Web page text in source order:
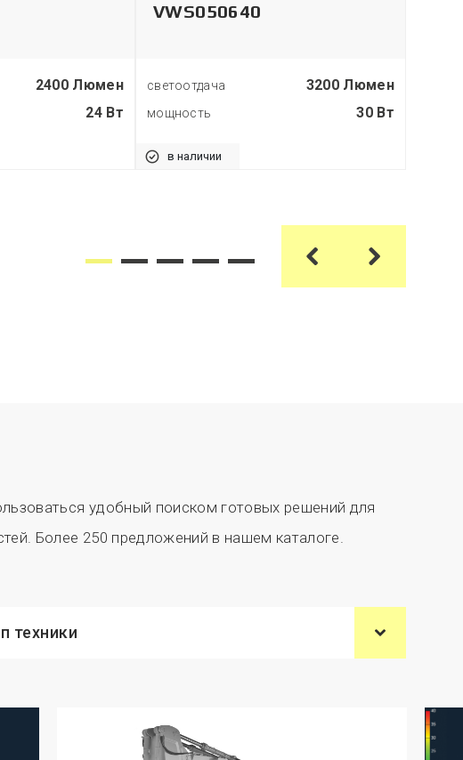
2400 Люмен
24 Вт
VWS050640
светоотдача 3200 Люмен
мощность 30 Вт
в наличии
удобный поиском готовых решений для
Более 250 предложений в нашем каталоге.
техники